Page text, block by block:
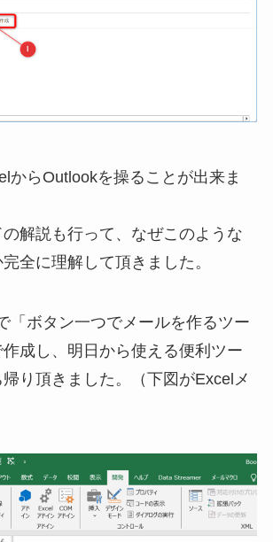
からOutlookを操ることが出来ま
解説も行って、なぜこのような
全に理解して頂きました。
「ボタン一つでメールを作るツー
成し、明日から使える便利ツー
り頂きました。（下図がExcelメ